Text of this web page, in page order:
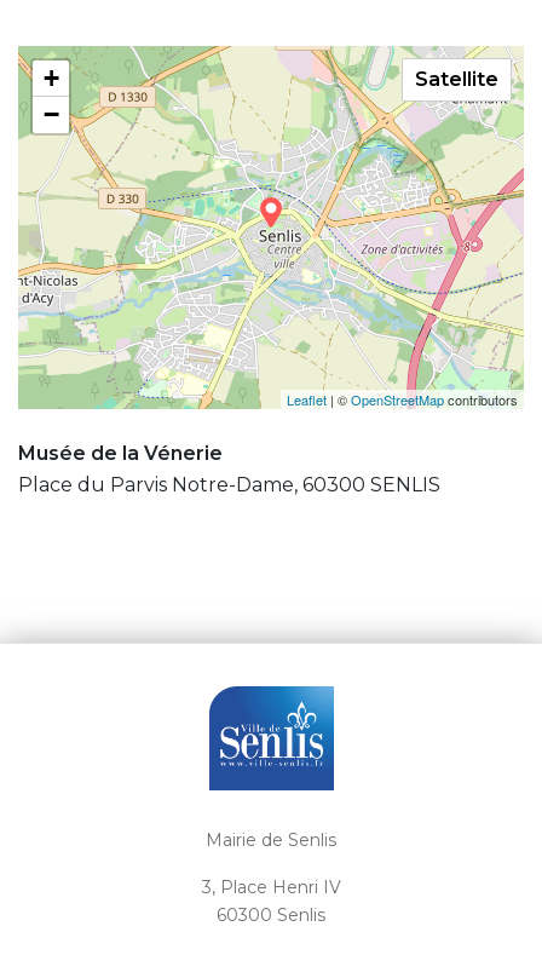
+
−
Leaflet | ©OpenStreetMapcontributors
Satellite
Musée de la Vénerie
Place du Parvis Notre-Dame, 60300 SENLIS
Mairie de Senlis
3, Place Henri IV
60300 Senlis